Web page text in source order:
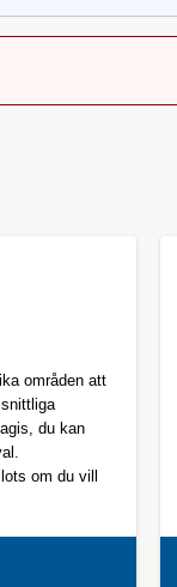
områden att
du kan
om du vill